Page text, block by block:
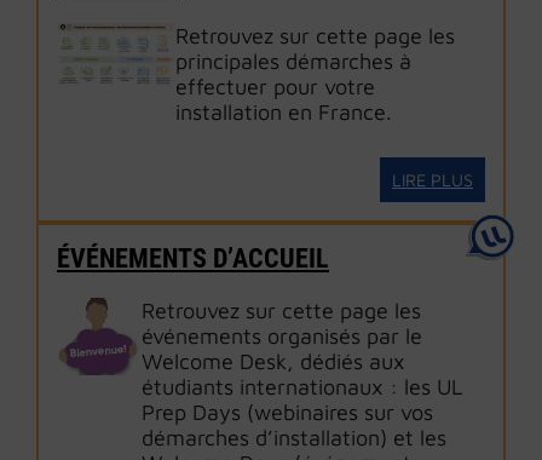
Retrouvez sur cette page les
principales démarches à
effectuer pour votre
installation en France.
LIRE PLUS
ÉVÉNEMENTS D’ACCUEIL
Retrouvez sur cette page les
événements organisés par le
Welcome Desk, dédiés aux
étudiants internationaux : les UL
Prep Days (webinaires sur vos
démarches d’installation) et les